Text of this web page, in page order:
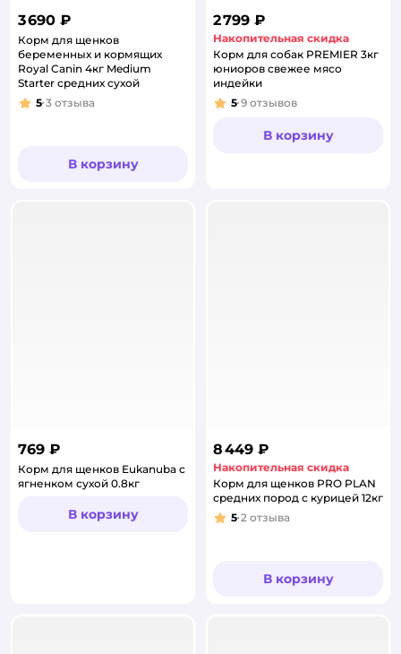
3 690 ₽
Корм для щенков
беременных и кормящих
Royal Canin 4кг Medium
Starter средних сухой
Рейтинг:
5 3 отзыва
В корзину
2 799 ₽
Накопительная скидка
Корм для собак PREMIER 3кг
юниоров свежее мясо
индейки
Рейтинг:
5 9 отзывов
В корзину
769 ₽
Корм для щенков Eukanuba с
ягненком сухой 0.8кг
В корзину
8 449 ₽
Накопительная скидка
Корм для щенков PRO PLAN
средних пород с курицей 12кг
Рейтинг:
5 2 отзыва
В корзину